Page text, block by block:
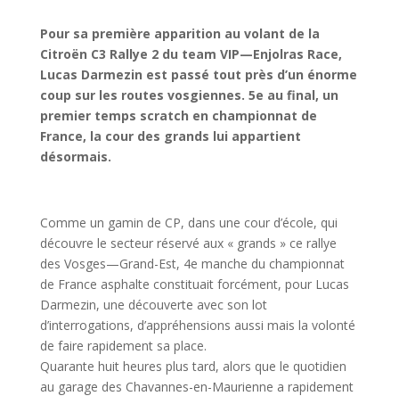
Pour sa première apparition au volant de la
Citroën C3 Rallye 2 du team VIP—Enjolras Race,
Lucas Darmezin est passé tout près d’un énorme
coup sur les routes vosgiennes. 5e au final, un
premier temps scratch en championnat de
France, la cour des grands lui appartient
désormais.
Comme un gamin de CP, dans une cour d’école, qui
découvre le secteur réservé aux « grands » ce rallye
des Vosges—Grand-Est, 4e manche du championnat
de France asphalte constituait forcément, pour Lucas
Darmezin, une découverte avec son lot
d’interrogations, d’appréhensions aussi mais la volonté
de faire rapidement sa place.
Quarante huit heures plus tard, alors que le quotidien
au garage des Chavannes-en-Maurienne a rapidement